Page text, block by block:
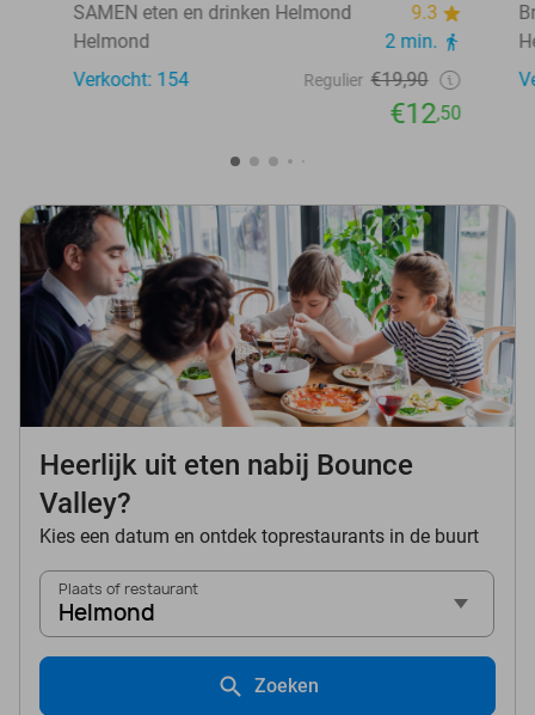
SAMEN eten en drinken Helmond
9.3
Helmond
2 min.
Verkocht: 154
Regulier €19,90
€12,50
Heerlijk uit eten nabij Bounce
Valley?
Kies een datum en ontdek toprestaurants in de buurt
Plaats of restaurant
Helmond
Zoeken